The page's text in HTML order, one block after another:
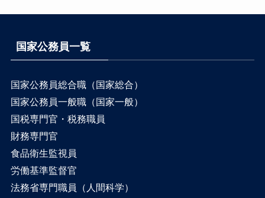
国家公務員一覧
国家公務員総合職（国家総合）
国家公務員一般職（国家一般）
国税専門官・税務職員
財務専門官
食品衛生監視員
労働基準監督官
法務省専門職員（人間科学）